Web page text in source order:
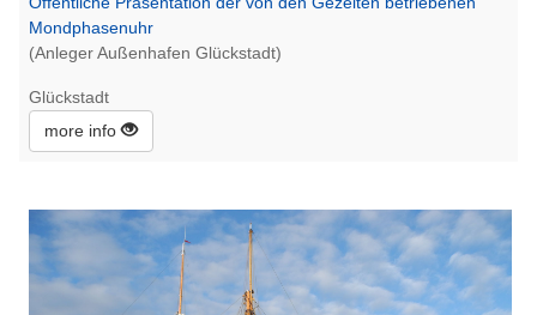
Mondphasenuhr
(Anleger Außenhafen Glückstadt)
Glückstadt
more info